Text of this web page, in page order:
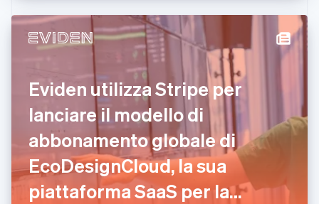
Eviden utilizza Stripe per
lanciare il modello di
abbonamento globale di
EcoDesignCloud, la sua
piattaforma SaaS per la
Giappone
日本語English
Gibilterra
English
English
Irlanda
English
Italia
Italiano English
Lettonia